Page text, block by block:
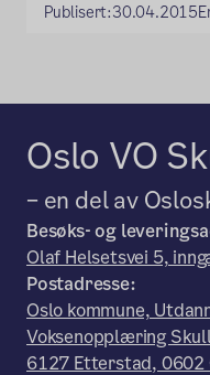
Publisert:30.04.2015
Oslo VO
– en del av
Besøks- og
Olaf Helsetsvei 5,
Postadresse:
Oslo kommune,
Voksenopplæring
6127 Etterstad, 0602